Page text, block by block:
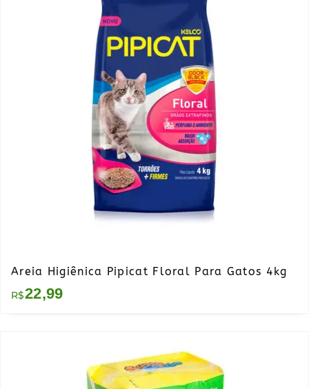
Areia Higiênica Pipicat Floral Para Gatos 4kg
R$22,99